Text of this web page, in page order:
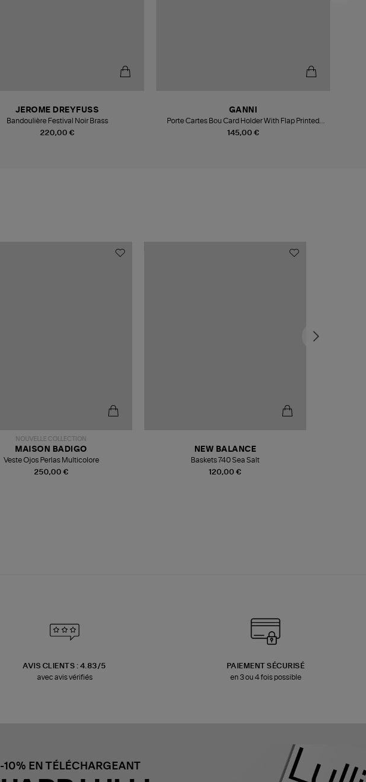
220,00 €
JEROME DREYFUSS
Bandoulière Festival Noir Brass
145,00 €
GANNI
Porte Cartes Bou Card Holder With Flap Printed
Grained Almond Milk
NOUVELLE COLLECTION
250,00 €
MAISON BADIGO
Veste Ojos Perlas Multicolore
120,00 €
NEW BALANCE
Baskets 740 Sea Salt
AVIS CLIENTS : 4.83/5
avec avis vérifiés
PAIEMENT SÉCURISÉ
en 3 ou 4 fois possible
-10% EN TÉLÉCHARGEANT